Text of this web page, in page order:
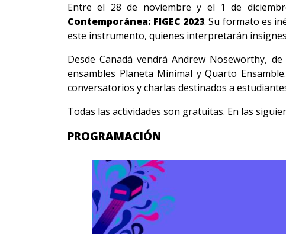
Entre el 28 de noviembre y el 1 de
Contemporánea: FIGEC 2023. Su formato es
este instrumento, quienes interpretarán
Desde Canadá vendrá Andrew Noseworthy,
ensambles Planeta Minimal y Quarto
conversatorios y charlas destinados a
Todas las actividades son gratuitas. En las
PROGRAMACIÓN